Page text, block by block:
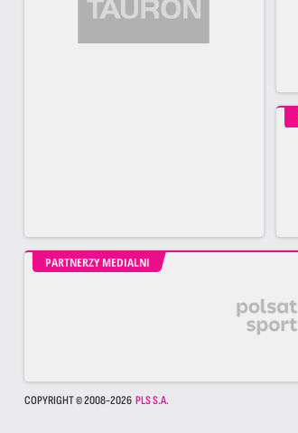
PARTNERZY MEDIALNI
COPYRIGHT © 2008-2026 PLS S.A.